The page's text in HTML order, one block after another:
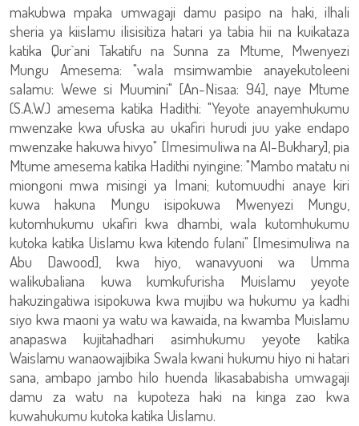
makubwa mpaka umwagaji damu pasipo na haki, ilhali
sheria ya kiislamu ilisisitiza hatari ya tabia hii na kuikataza
katika Qur`ani Takatifu na Sunna za Mtume, Mwenyezi
Mungu Amesema: "wala msimwambie anayekutoleeni
salamu: Wewe si Muumini" [An-Nisaa: 94], naye Mtume
(S.A.W.) amesema katika Hadithi: "Yeyote anayemhukumu
mwenzake kwa ufuska au ukafiri hurudi juu yake endapo
mwenzake hakuwa hivyo" [Imesimuliwa na Al-Bukhary], pia
Mtume amesema katika Hadithi nyingine: "Mambo matatu ni
miongoni mwa misingi ya Imani; kutomuudhi anaye kiri
kuwa hakuna Mungu isipokuwa Mwenyezi Mungu,
kutomhukumu ukafiri kwa dhambi, wala kutomhukumu
kutoka katika Uislamu kwa kitendo fulani" [Imesimuliwa na
Abu Dawood], kwa hiyo, wanavyuoni wa Umma
walikubaliana kuwa kumkufurisha Muislamu yeyote
hakuzingatiwa isipokuwa kwa mujibu wa hukumu ya kadhi
siyo kwa maoni ya watu wa kawaida, na kwamba Muislamu
anapaswa kujitahadhari asimhukumu yeyote katika
Waislamu wanaowajibika Swala kwani hukumu hiyo ni hatari
sana, ambapo jambo hilo huenda likasababisha umwagaji
damu za watu na kupoteza haki na kinga zao kwa
kuwahukumu kutoka katika Uislamu.